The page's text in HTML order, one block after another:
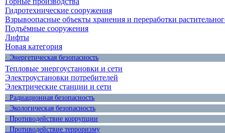
Гидротехнические сооружения
Взрывоопасные объекты хранения и переработки
Подъёмные сооружения
Лифты
Новая категория
· Энергетическая безопасность
Тепловые энергоустановки и сети
Электроустановки потребителей
Электрические станции и сети
· Радиационная безопасность
· Экологическая безопасность
· Противодействие коррупции
· Противодействие терроризму